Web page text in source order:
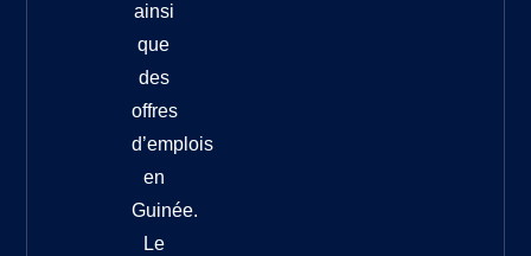
ainsi
que
des
offres
d’emplois
en
Guinée.
Le